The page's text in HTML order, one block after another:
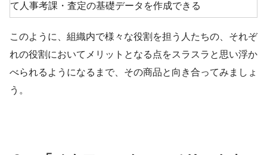
て人事考課・査定の基礎データを作成できる
このように、組織内で様々な役割を担う人たちの、それぞ
れの役割においてメリットとなる点をスラスラと思い浮か
べられるようになるまで、その商品と向き合ってみましょ
う。